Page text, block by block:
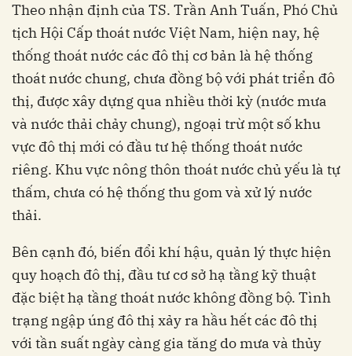
Theo nhận định của TS. Trần Anh Tuấn, Phó Chủ
tịch Hội Cấp thoát nước Việt Nam, hiện nay, hệ
thống thoát nước các đô thị cơ bản là hệ thống
thoát nước chung, chưa đồng bộ với phát triển đô
thị, được xây dựng qua nhiều thời kỳ (nước mưa
và nước thải chảy chung), ngoại trừ một số khu
vực đô thị mới có đầu tư hệ thống thoát nước
riêng. Khu vực nông thôn thoát nước chủ yếu là tự
thấm, chưa có hệ thống thu gom và xử lý nước
thải.
Bên cạnh đó, biến đổi khí hậu, quản lý thực hiện
quy hoạch đô thị, đầu tư cơ sở hạ tầng kỹ thuật
đặc biệt hạ tầng thoát nước không đồng bộ. Tình
trạng ngập úng đô thị xảy ra hầu hết các đô thị
với tần suất ngày càng gia tăng do mưa và thủy